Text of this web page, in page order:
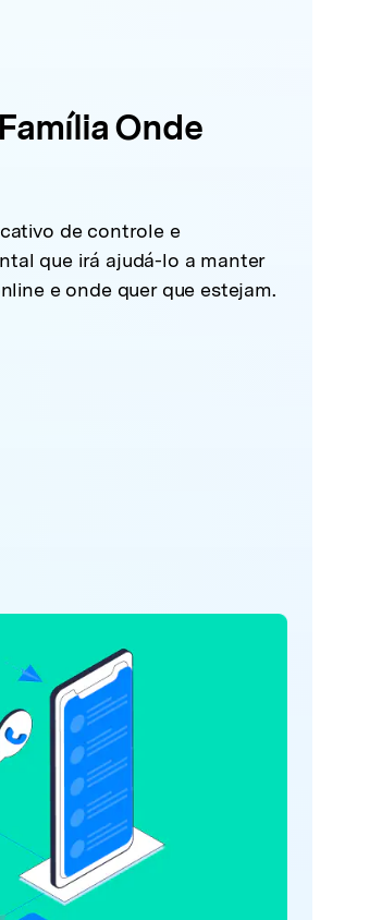
Onde
de controle e
que irá ajudá-lo a manter
e onde quer que estejam.